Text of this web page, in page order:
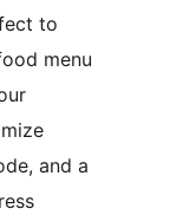
to
menu
and a